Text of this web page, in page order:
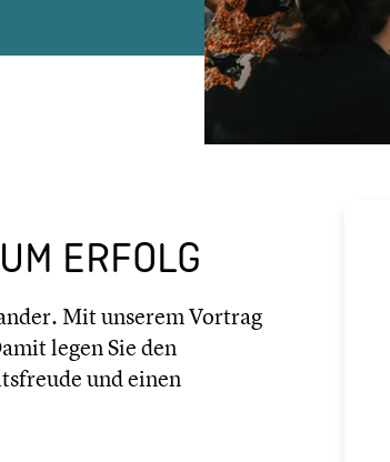
ERFOLG
Mit unserem Vortrag
legen Sie den
und einen